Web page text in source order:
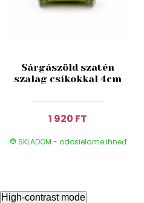
Sárgászöld szatén
szalag csíkokkal 4cm
1 920 FT
SKLADOM - odosielame ihneď
High-contrast mode